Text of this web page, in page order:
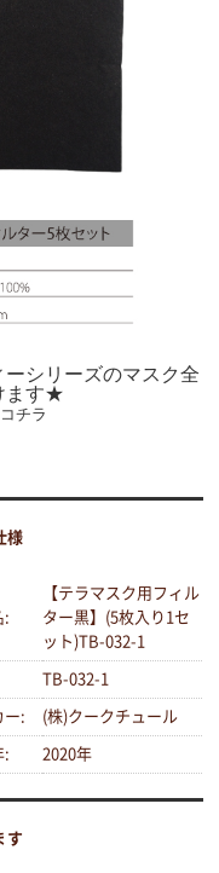
シリーズのマスク全
ます★
コチラ
様
:
【テラマスク用フィル
ター黒】(5枚入り1セ
ット)TB-032-1
TB-032-1
ー: (株)クークチュール
: 2020年
す